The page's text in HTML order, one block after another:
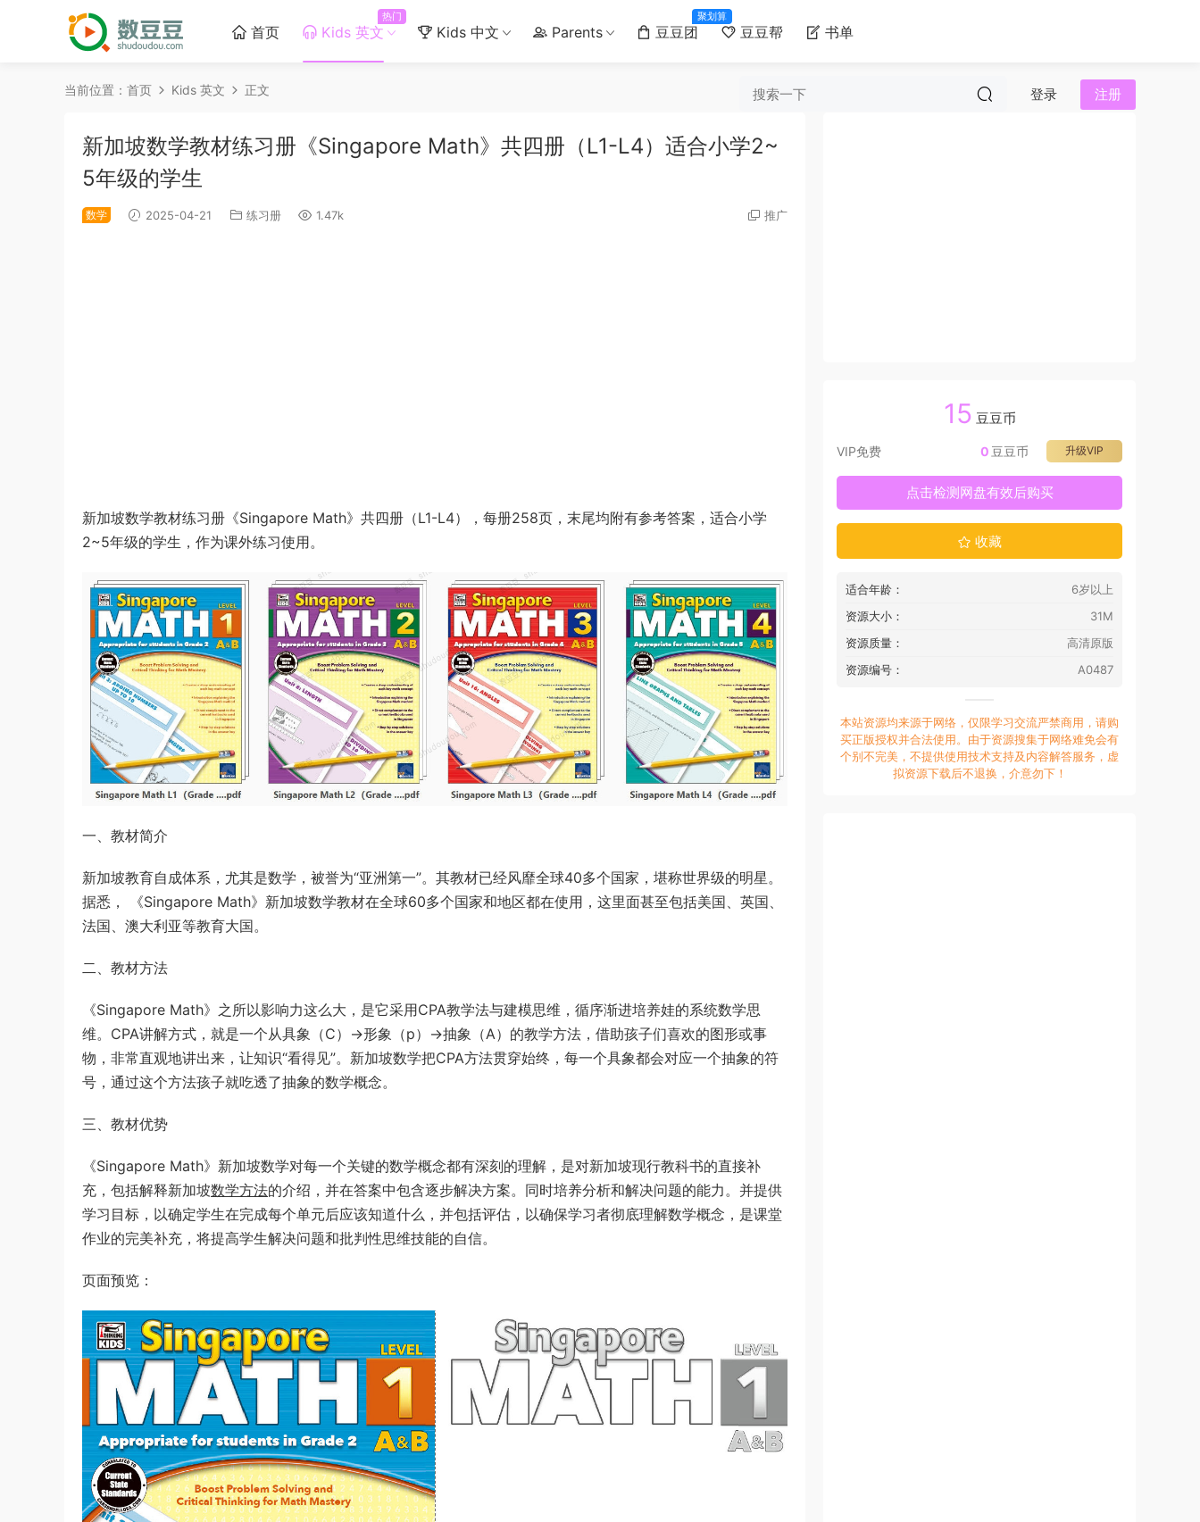
首页 Kids 英文
热门
Kids 中文 Parents 豆豆团
聚划算
豆豆帮 书单
登录 注册
当前位置： 首页 Kids 英文 正文
新加坡数学教材练习册《Singapore Math》共四册（L1-L4）适合小学2~
5年级的学生
数学 2025-04-21 练习册 1.47k 推广
新加坡数学教材练习册《Singapore Math》共四册（L1-L4），每册258页，末尾均附有参考答案，适合小学
2~5年级的学生，作为课外练习使用。
一、教材简介
新加坡教育自成体系，尤其是数学，被誉为“亚洲第一”。其教材已经风靡全球40多个国家，堪称世界级的明星。
据悉， 《Singapore Math》新加坡数学教材在全球60多个国家和地区都在使用，这里面甚至包括美国、英国、
法国、澳大利亚等教育大国。
二、教材方法
《Singapore Math》之所以影响力这么大，是它采用CPA教学法与建模思维，循序渐进培养娃的系统数学思
维。CPA讲解方式，就是一个从具象（C）→形象（p）→抽象（A）的教学方法，借助孩子们喜欢的图形或事
物，非常直观地讲出来，让知识“看得见”。新加坡数学把CPA方法贯穿始终，每一个具象都会对应一个抽象的符
号，通过这个方法孩子就吃透了抽象的数学概念。
三、教材优势
《Singapore Math》新加坡数学对每一个关键的数学概念都有深刻的理解，是对新加坡现行教科书的直接补
充，包括解释新加坡数学方法的介绍，并在答案中包含逐步解决方案。同时培养分析和解决问题的能力。并提供
学习目标，以确定学生在完成每个单元后应该知道什么，并包括评估，以确保学习者彻底理解数学概念，是课堂
作业的完美补充，将提高学生解决问题和批判性思维技能的自信。
页面预览：
15 豆豆币
VIP免费 升级VIP
0 豆豆币
点击检测网盘有效后购买
收藏
适合年龄：
6岁以上
资源大小：
31M
资源质量：
高清原版
资源编号：
A0487
本站资源均来源于网络，仅限学习交流严禁商用，请购
买正版授权并合法使用。由于资源搜集于网络难免会有
个别不完美，不提供使用技术支持及内容解答服务，虚
拟资源下载后不退换，介意勿下！